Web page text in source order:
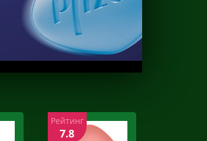
Рейтинг
7.8